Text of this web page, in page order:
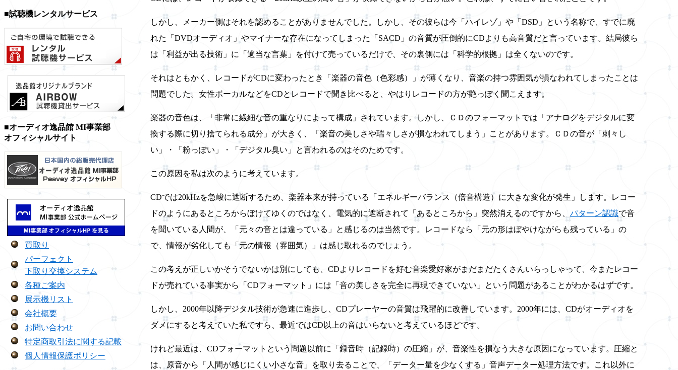
■試聴機レンタルサービス
■オーディオ逸品館 MI事業部
オフィシャルサイト
買取り
パーフェクト
下取り交換システム
各種ご案内
展示機リスト
会社概要
お問い合わせ
特定商取引法に関する記載
個人情報保護ポリシー
しかし、メーカー側はそれを認めることがありませんでした。しかし、その彼らは今「ハイレゾ」や「DSD」という名称で、すでに廃
れた「DVDオーディオ」やマイナーな存在になってしまった「SACD」の音質が圧倒的にCDよりも高音質だと言っています。結局彼ら
は「利益が出る技術」に「適当な言葉」を付けて売っているだけで、その裏側には「科学的根拠」は全くないのです。
それはともかく、レコードがCDに変わったとき「楽器の音色（色彩感）」が薄くなり、音楽の持つ雰囲気が損なわれてしまったことは
問題でした。女性ボーカルなどをCDとレコードで聞き比べると、やはりレコードの方が艶っぽく聞こえます。
楽器の音色は、「非常に繊細な音の重なりによって構成」されています。しかし、ＣＤのフォーマットでは「アナログをデジタルに変
換する際に切り捨てられる成分」が大きく、「楽音の美しさや瑞々しさが損なわれてしまう」ことがあります。ＣＤの音が「刺々し
い」・「粉っぽい」・「デジタル臭い」と言われるのはそのためです。
この原因を私は次のように考えています。
CDでは20kHzを急峻に遮断するため、楽器本来が持っている「エネルギーバランス（倍音構造）に大きな変化が発生」します。レコー
ドのようにあるところからぼけてゆくのではなく、電気的に遮断されて「あるところから」突然消えるのですから、 パターン認識で音
を聞いている人間が、「元々の音とは違っている」と感じるのは当然です。レコードなら「元の形はぼやけながらも残っている」の
で、情報が劣化しても「元の情報（雰囲気）」は感じ取れるのでしょう。
この考えが正しいかそうでないかは別にしても、CDよりレコードを好む音楽愛好家がまだまだたくさんいらっしゃって、今またレコー
ドが売れている事実から「CDフォーマット」には「音の美しさを完全に再現できていない」という問題があることがわかるはずです。
しかし、2000年以降デジタル技術が急速に進歩し、CDプレーヤーの音質は飛躍的に改善しています。2000年には、CDがオーディオを
ダメにすると考えていた私ですら、最近ではCD以上の音はいらないと考えているほどです。
けれど最近は、CDフォーマットという問題以前に「録音時（記録時）の圧縮」が、音楽性を損なう大きな原因になっています。圧縮と
は、原音から「人間が感じにくい小さな音」を取り去ることで、「データー量を少なくする」音声データー処理方法です。これ以外に